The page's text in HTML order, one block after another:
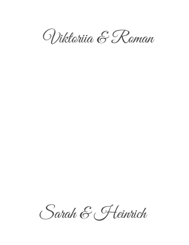
Viktoriia & Roman
Sarah & Heinrich